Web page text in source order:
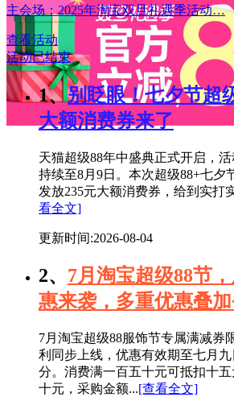
主会场：2025年淘宝双旦礼遇季活动…
查看活动
活动已结束
1、 别眨眼！七夕节超
大额消费券来了
天猫超级88年中盛典正式开启，
持续至8月9日。本次超级88+七夕
发放235元大额消费券，给到实打
看全文]
更新时间:2026-08-04
2、 7月淘宝超级88节
惠来袭，多重优惠叠
7月淘宝超级88服饰节专属满减券
利同步上线，优惠有效期至七月
分。消费满一百五十元可抵扣十
十元，采购金额...[查看全文]